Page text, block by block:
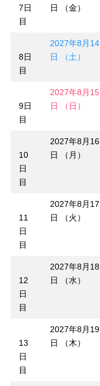
7日
目
日 （金）
8日
目
2027年8月14
日 （土）
9日
目
2027年8月15
日 （日）
10
日
目
2027年8月16
日 （月）
11
日
目
2027年8月17
日 （火）
12
日
目
2027年8月18
日 （水）
13
日
目
2027年8月19
日 （木）